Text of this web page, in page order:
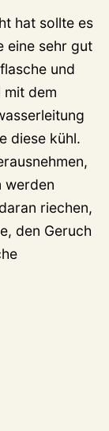
hat sollte es
eine sehr gut
und
dem
diese kühl.
werden
riechen,
den Geruch